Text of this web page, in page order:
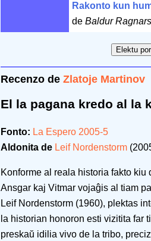
Rakonto kun
de Baldur
Recenzo de Zlatoje Martinov
El la pagana kredo al la
Fonto: La Espero 2005-5
Aldonita de Leif Nordenstorm
Konforme al reala historia fakto
Ansgar kaj Vitmar vojaĝis al tiam
Leif Nordenstorm (1960), plektas
la historian honoron esti vizitita far
preskaŭ idilia vivo de la tribo,